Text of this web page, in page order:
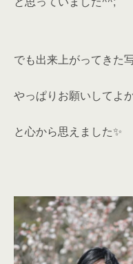
でも出来上がってきた
やっぱりお願いしてよ
と心から思えました✨